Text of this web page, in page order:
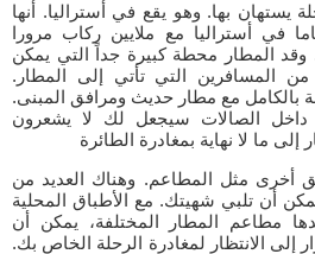
بها. وهو يقع في أستراليا. أنها
في أستراليا مع ملايين ركاب مرورا
وقد المطار محطة كبيرة جداً التي يمكن
المسافرين التي تأتي إلى المطار.
بالكامل مع مطار حديث ومرافق المبنى.
داخل الصالات سيجعل لك لا يشعرون
أخرى مثل المطاعم. وهناك العديد من
أن تلبي شهيتك. مع الأطباق المحلية
مطاعم المطار المختلفة، يمكن أن
الانتظار لمغادرة الرحلة الخاص بك.